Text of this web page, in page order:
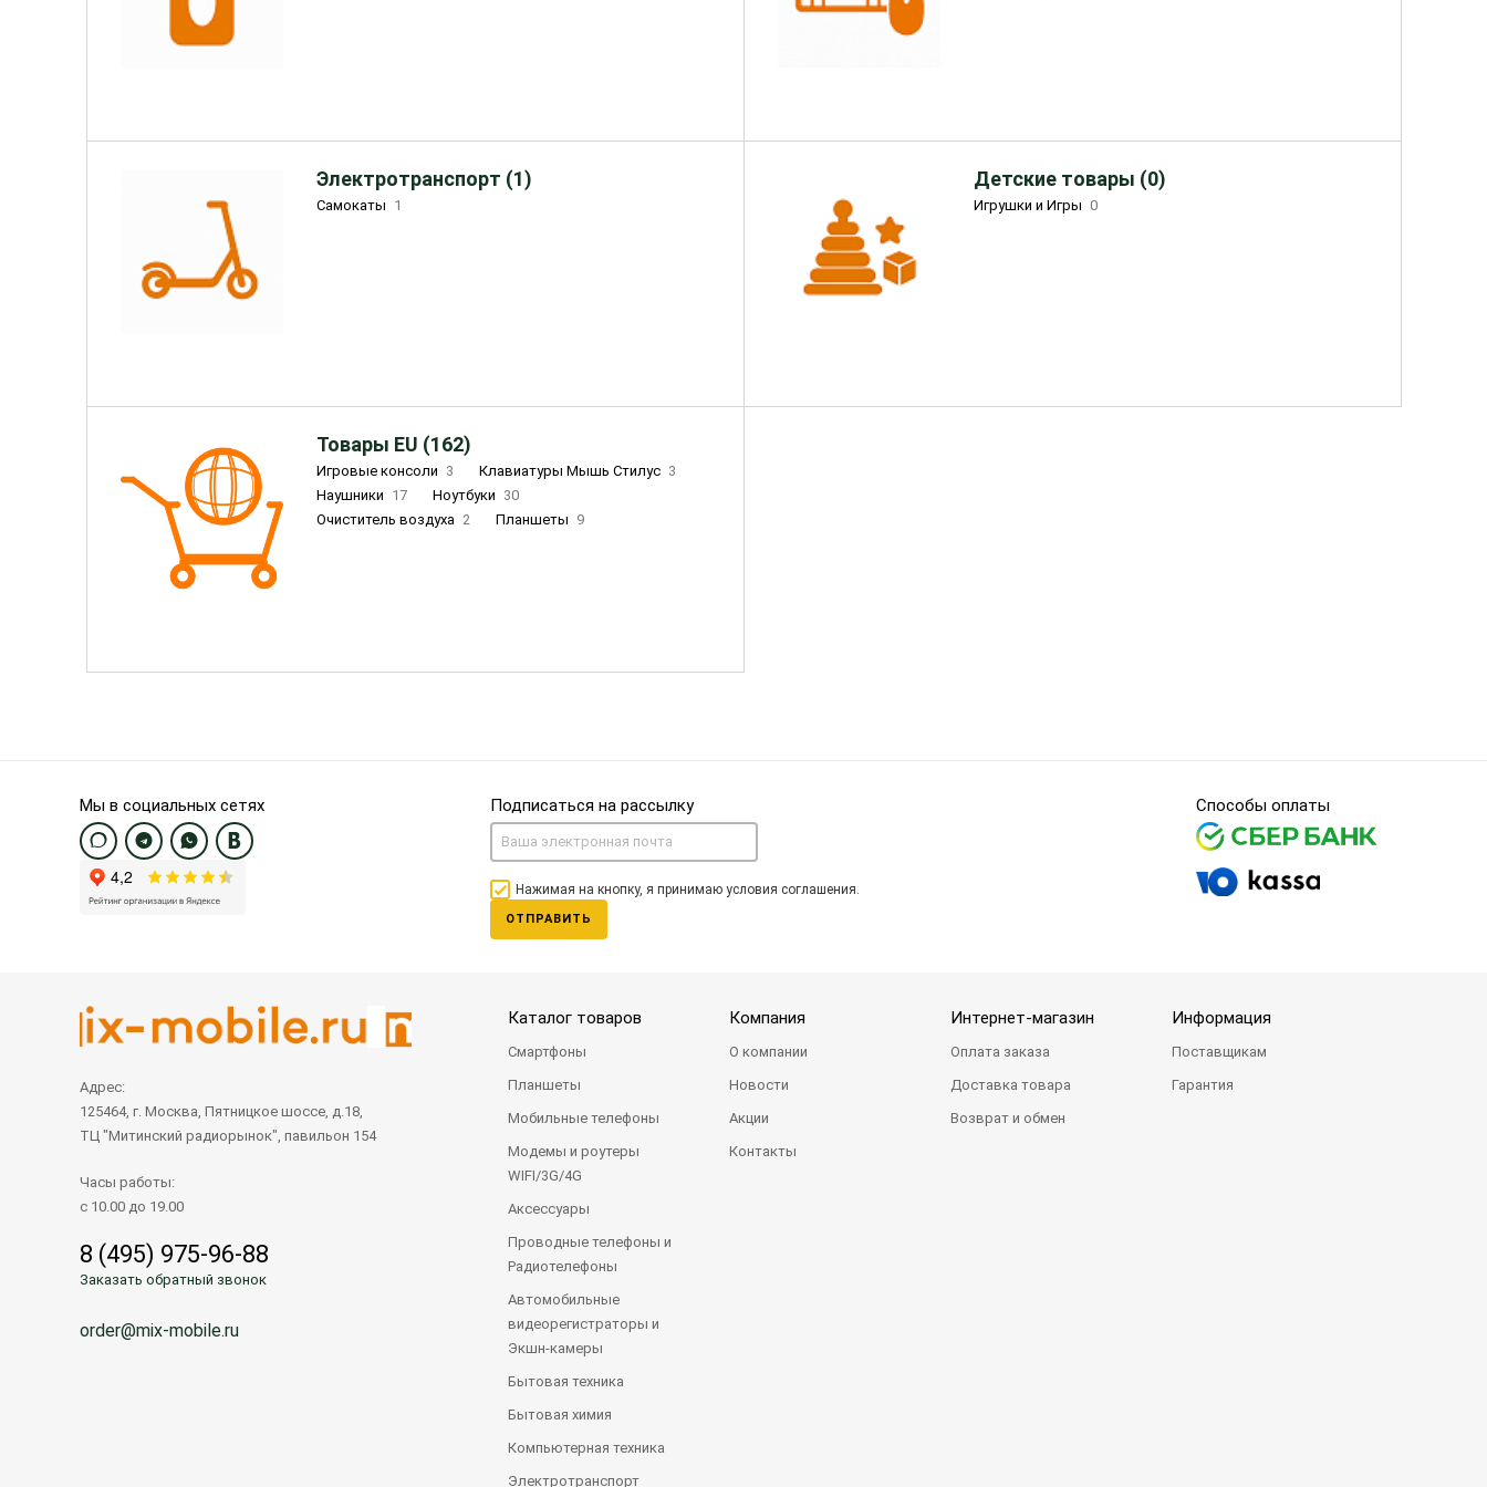
Электротранспорт (1)
Самокаты 1
Детские товары (0)
Игрушки и Игры 0
Товары EU (162)
Игровые консоли 3 Клавиатуры Мышь Стилус 3
Наушники 17 Ноутбуки 30
Очиститель воздуха 2 Планшеты 9
Мы в социальных сетях Подписаться на рассылку
Нажимая на кнопку, я принимаю условия соглашения.
ОТПРАВИТЬ
Способы оплаты
Адрес:
125464, г. Москва, Пятницкое шоссе, д.18,
ТЦ "Митинский радиорынок", павильон 154
Часы работы:
с 10.00 до 19.00
8 (495) 975-96-88
Заказать обратный звонок
order@mix-mobile.ru
Каталог товаров
Смартфоны
Планшеты
Мобильные телефоны
Модемы и роутеры
WIFI/3G/4G
Аксессуары
Проводные телефоны и
Радиотелефоны
Автомобильные
видеорегистраторы и
Экшн-камеры
Бытовая техника
Бытовая химия
Компьютерная техника
Электротранспорт
Компания
О компании
Новости
Акции
Контакты
Интернет-магазин
Оплата заказа
Доставка товара
Возврат и обмен
Информация
Поставщикам
Гарантия